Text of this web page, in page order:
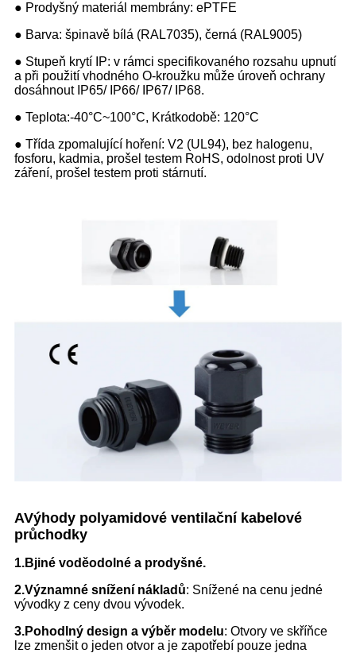
● Prodyšný materiál membrány: ePTFE
● Barva: špinavě bílá (RAL7035), černá (RAL9005)
● Stupeň krytí IP: v rámci specifikovaného rozsahu upnutí
a při použití vhodného O-kroužku může úroveň ochrany
dosáhnout IP65/ IP66/ IP67/ IP68.
● Teplota:-40°C~100°C, Krátkodobě: 120°C
● Třída zpomalující hoření: V2 (UL94), bez halogenu,
fosforu, kadmia, prošel testem RoHS, odolnost proti UV
záření, prošel testem proti stárnutí.
AVýhody polyamidové ventilační kabelové
průchodky
1.Bjiné voděodolné a prodyšné.
2.Významné snížení nákladů: Snížené na cenu jedné
vývodky z ceny dvou vývodek.
3.Pohodlný design a výběr modelu: Otvory ve skříňce
lze zmenšit o jeden otvor a je zapotřebí pouze jedna